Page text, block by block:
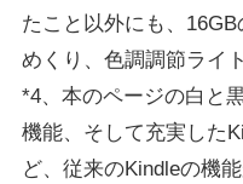
たこと以外にも、
めくり、色調調節ライ
*4、本のページの白と
機能、そして充実した
ど、従来のKindleの機